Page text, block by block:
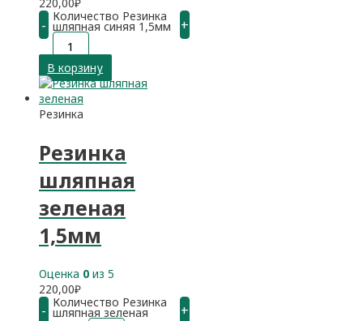
- Количество Резинка
шляпная синяя 1,5мм +
В корзину
Резинка
Резинка
шляпная
зеленая
1,5мм
Оценка 0 из 5
220,00₽
- Количество Резинка
шляпная зеленая
+